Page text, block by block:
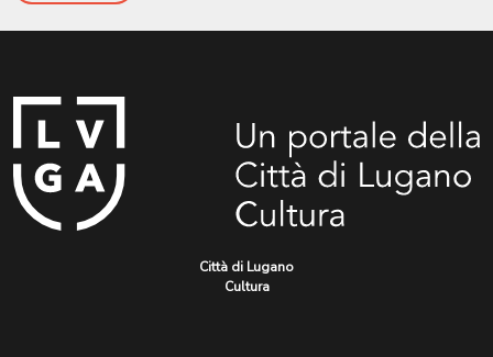
Città di Lugano
Cultura